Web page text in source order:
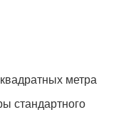
метра
стандартного